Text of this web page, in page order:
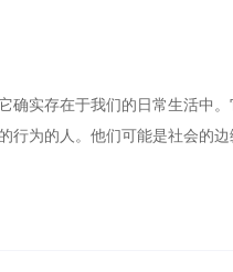
确实存在于我们的日常生活中
为的人。他们可能是社会的边